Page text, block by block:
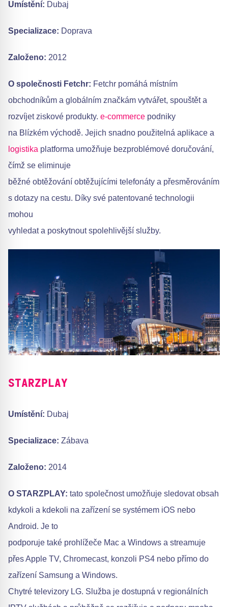
Umístění: Dubaj
Specializace: Doprava
Založeno: 2012
O společnosti Fetchr: Fetchr pomáhá místním
obchodníkům a globálním značkám vytvářet, spouštět a
rozvíjet ziskové produkty. e-commerce podniky
na Blízkém východě. Jejich snadno použitelná aplikace a
logistika platforma umožňuje bezproblémové doručování,
čímž se eliminuje
běžné obtěžování obtěžujícími telefonáty a přesměrováním
s dotazy na cestu. Díky své patentované technologii
mohou
vyhledat a poskytnout spolehlivější služby.
STARZPLAY
Umístění: Dubaj
Specializace: Zábava
Založeno: 2014
O STARZPLAY: tato společnost umožňuje sledovat obsah
kdykoli a kdekoli na zařízení se systémem iOS nebo
Android. Je to
podporuje také prohlížeče Mac a Windows a streamuje
přes Apple TV, Chromecast, konzoli PS4 nebo přímo do
zařízení Samsung a Windows.
Chytré televizory LG. Služba je dostupná v regionálních